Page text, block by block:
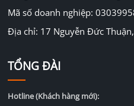
Mã số doanh nghiệp:
Địa chỉ: 17 Nguyễn Đức
TỔNG ĐÀI
Hotline (Khách hàng mới):